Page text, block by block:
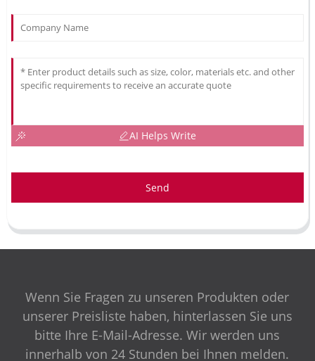
AI Helps Write
Send
Wenn Sie Fragen zu unseren Produkten oder
unserer Preisliste haben, hinterlassen Sie uns
bitte Ihre E-Mail-Adresse. Wir werden uns
innerhalb von 24 Stunden bei Ihnen melden.